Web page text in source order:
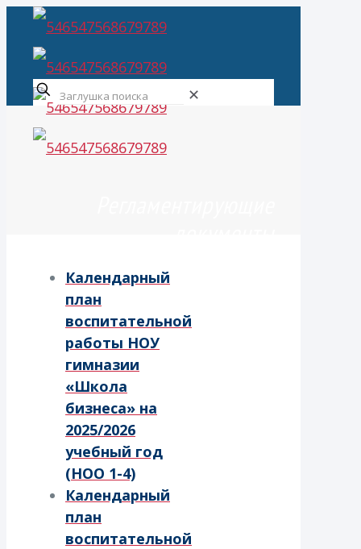
✕
Календарный
план
воспитательной
работы НОУ
гимназии
«Школа
бизнеса» на
2025/2026
учебный год
(НОО 1-4)
Календарный
план
воспитательной